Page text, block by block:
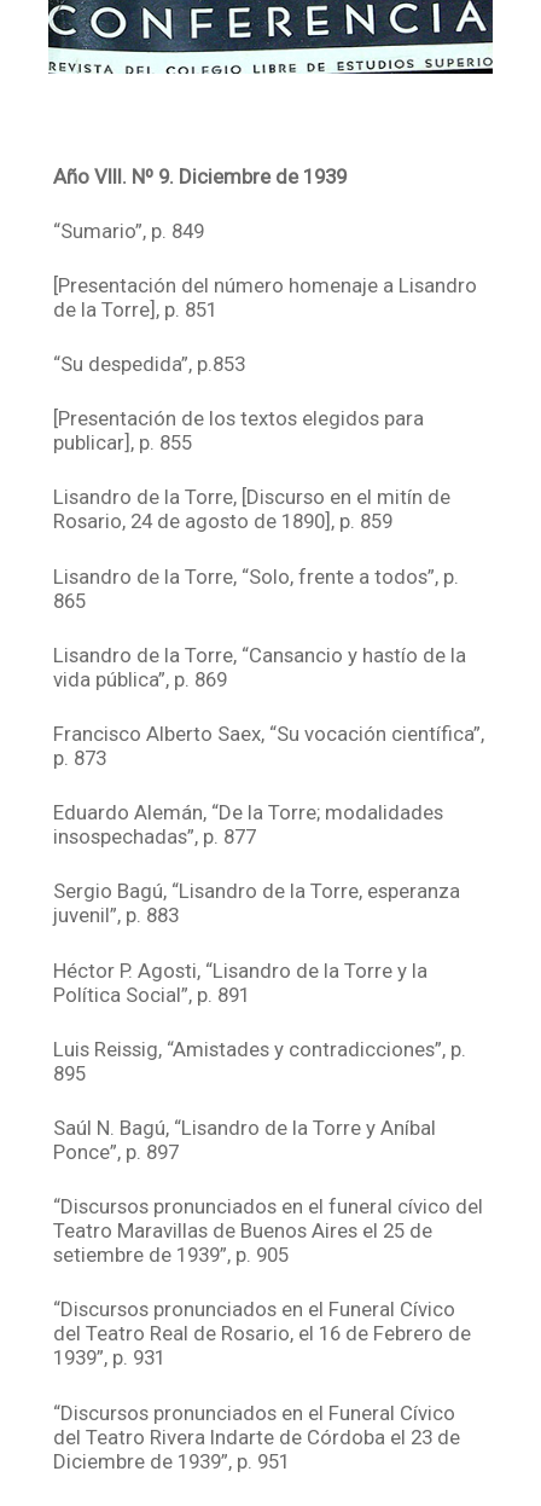
Año VIII. Nº 9. Diciembre de 1939
“Sumario”, p. 849
[Presentación del número homenaje a Lisandro
de la Torre], p. 851
“Su despedida”, p.853
[Presentación de los textos elegidos para
publicar], p. 855
Lisandro de la Torre, [Discurso en el mitín de
Rosario, 24 de agosto de 1890], p. 859
Lisandro de la Torre, “Solo, frente a todos”, p.
865
Lisandro de la Torre, “Cansancio y hastío de la
vida pública”, p. 869
Francisco Alberto Saex, “Su vocación científica”,
p. 873
Eduardo Alemán, “De la Torre; modalidades
insospechadas”, p. 877
Sergio Bagú, “Lisandro de la Torre, esperanza
juvenil”, p. 883
Héctor P. Agosti, “Lisandro de la Torre y la
Política Social”, p. 891
Luis Reissig, “Amistades y contradicciones”, p.
895
Saúl N. Bagú, “Lisandro de la Torre y Aníbal
Ponce”, p. 897
“Discursos pronunciados en el funeral cívico del
Teatro Maravillas de Buenos Aires el 25 de
setiembre de 1939”, p. 905
“Discursos pronunciados en el Funeral Cívico
del Teatro Real de Rosario, el 16 de Febrero de
1939”, p. 931
“Discursos pronunciados en el Funeral Cívico
del Teatro Rivera Indarte de Córdoba el 23 de
Diciembre de 1939”, p. 951